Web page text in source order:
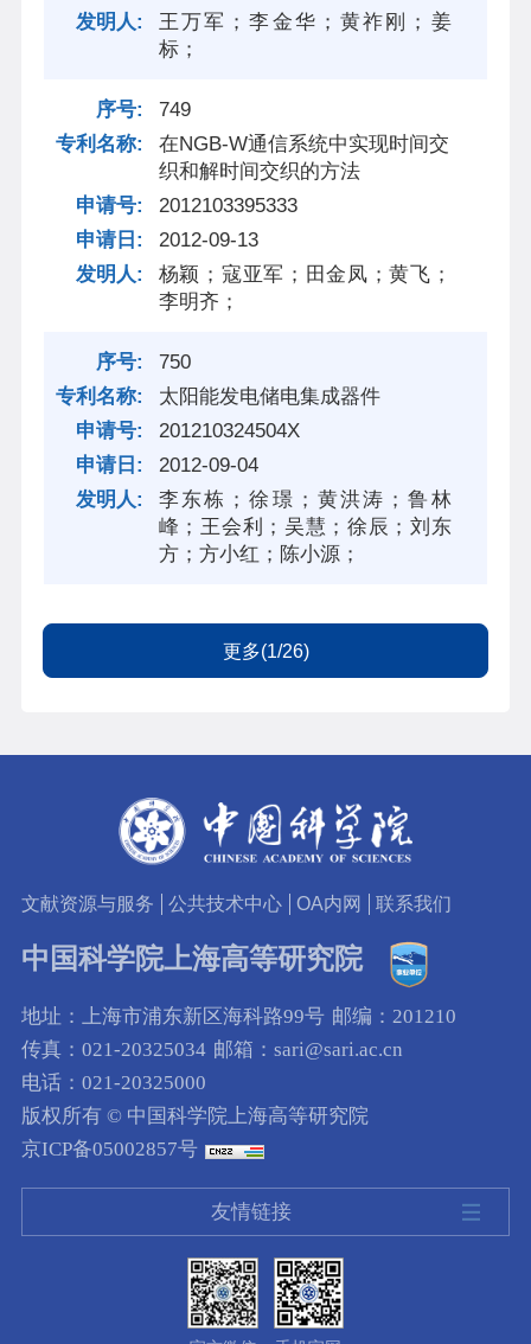
王万军；李金华；黄祚刚；姜
标；
749
在NGB-W通信系统中实现时间交
织和解时间交织的方法
2012103395333
2012-09-13
杨颖；寇亚军；田金凤；黄飞；
李明齐；
750
太阳能发电储电集成器件
201210324504X
2012-09-04
李东栋；徐璟；黄洪涛；鲁林
峰；王会利；吴慧；徐辰；刘东
方；方小红；陈小源；
更多(1/26)
文献资源与服务 公共技术中心 OA内网 联系我们
中国科学院上海高等研究院
地址：上海市浦东新区海科路99号 邮编：201210
传真：021-20325034 邮箱：sari@sari.ac.cn
电话：021-20325000
版权所有 © 中国科学院上海高等研究院
京ICP备05002857号
友情链接